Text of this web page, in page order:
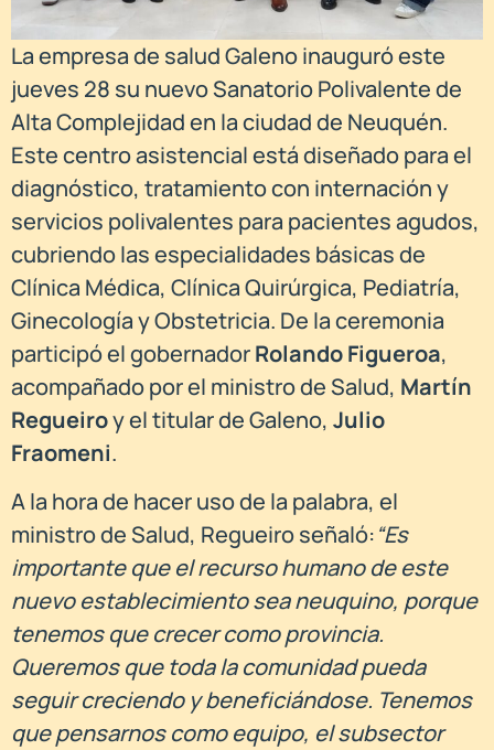
La empresa de salud Galeno inauguró este
jueves 28 su nuevo Sanatorio Polivalente de
Alta Complejidad en la ciudad de Neuquén.
Este centro asistencial está diseñado para el
diagnóstico, tratamiento con internación y
servicios polivalentes para pacientes agudos,
cubriendo las especialidades básicas de
Clínica Médica, Clínica Quirúrgica, Pediatría,
Ginecología y Obstetricia. De la ceremonia
participó el gobernadorRolando Figueroa,
acompañado por el ministro de Salud, Martín
Regueiroy el titular de Galeno, Julio
Fraomeni.
A la hora de hacer uso de la palabra, el
ministro de Salud, Regueiro señaló:“Es
importante que el recurso humano de este
nuevo establecimiento sea neuquino, porque
tenemos que crecer como provincia.
Queremos que toda la comunidad pueda
seguir creciendo y beneficiándose. Tenemos
que pensarnos como equipo, el subsector